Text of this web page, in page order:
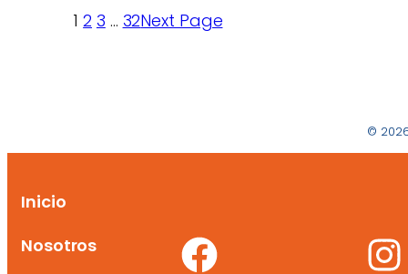
1 2 3 … 32Next Page
©
Inicio
Nosotros